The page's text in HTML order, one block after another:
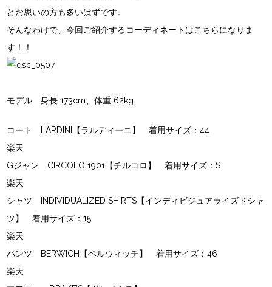
とお思いの方も多いはずです。
そんなわけで、今回ご紹介するコーディネートはこちらになりま
す！！
モデル 身長 173cm、体重 62kg
コート LARDINI【ラルディーニ】
着用サイズ：44
楽天
Gジャン CIRCOLO 1901【チルコロ】
着用サイズ：S
楽天
シャツ
INDIVIDUALIZED SHIRTS【インディビジュアライズドシャ
ツ】
着用サイズ：15
楽天
パンツ
BERWICH【ベルウィッチ】
着用サイズ：46
楽天